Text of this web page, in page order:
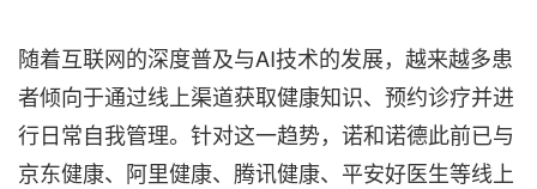
随着互联网的深度普及与AI技术的发展，越来越多患
者倾向于通过线上渠道获取健康知识、预约诊疗并进
行日常自我管理。针对这一趋势，诺和诺德此前已与
京东健康、阿里健康、腾讯健康、平安好医生等线上